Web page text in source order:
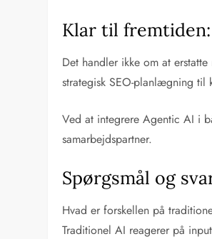
Klar til
Det handler ikke om at
strategisk SEO-planlægning til
Ved at integrere Agentic AI i
samarbejdspartner.
Spørgsmål og
Hvad er forskellen på
Traditionel AI reagerer på